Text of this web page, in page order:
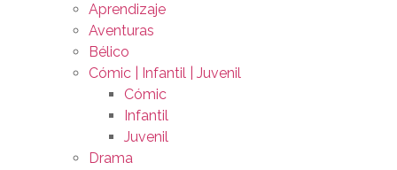
Aprendizaje
Aventuras
Bélico
Cómic | Infantil | Juvenil
Cómic
Infantil
Juvenil
Drama